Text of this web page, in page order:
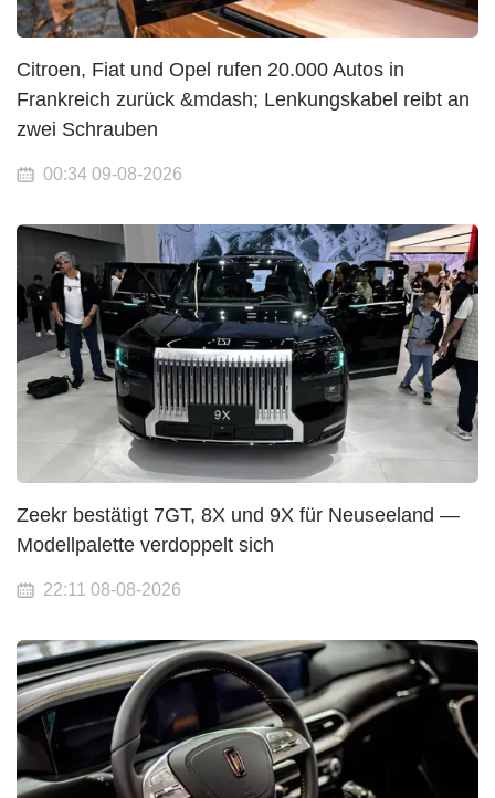
Citroen, Fiat und Opel rufen 20.000 Autos in
Frankreich zurück &mdash; Lenkungskabel reibt an
zwei Schrauben
00:34 09-08-2026
Zeekr bestätigt 7GT, 8X und 9X für Neuseeland —
Modellpalette verdoppelt sich
22:11 08-08-2026